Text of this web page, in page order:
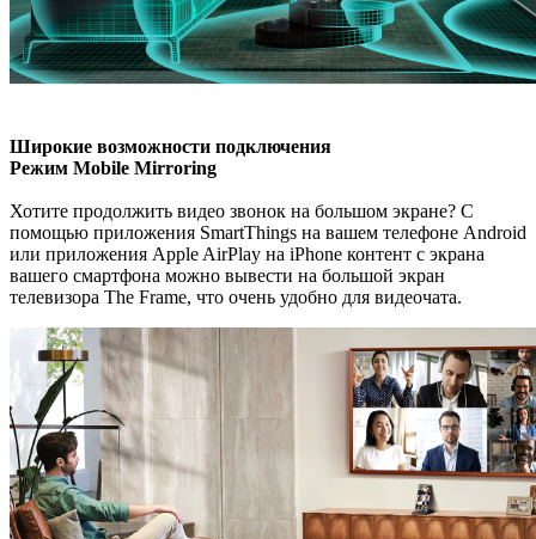
Широкие возможности подключения
Режим Mobile Mirroring
Хотите продолжить видео звонок на большом экране? С
помощью приложения SmartThings на вашем телефоне Android
или приложения Apple AirPlay на iPhone контент с экрана
вашего смартфона можно вывести на большой экран
телевизора The Frame, что очень удобно для видеочата.